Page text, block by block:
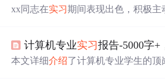
xx同志在实习期间表现出色，积极主
尤其在工程计算领域展现创新思维。
格遵守规章制度，得到广泛好评。
计算机专业实习报告-5000字+
本文详细介绍了计算机专业学生的顶